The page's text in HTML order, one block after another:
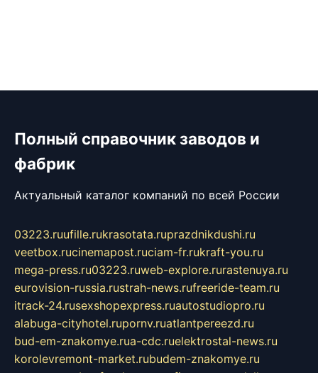
Полный справочник заводов и
фабрик
Актуальный каталог компаний по всей России
03223.ruufille.rukrasotata.ruprazdnikdushi.ru
veetbox.rucinemapost.ruciam-fr.rukraft-you.ru
mega-press.ru03223.ruweb-explore.rurastenuya.ru
eurovision-russia.rustrah-news.rufreeride-team.ru
itrack-24.rusexshopexpress.ruautostudiopro.ru
alabuga-cityhotel.rupornv.ruatlantpereezd.ru
bud-em-znakomye.rua-cdc.ruelektrostal-news.ru
korolevremont-market.rubudem-znakomye.ru